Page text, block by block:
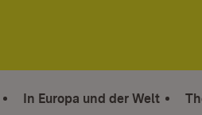
In Europa und der Welt